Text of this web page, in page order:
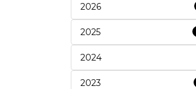
2026
2025
2024
2023